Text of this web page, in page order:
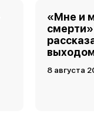
«Мне и
8 августа